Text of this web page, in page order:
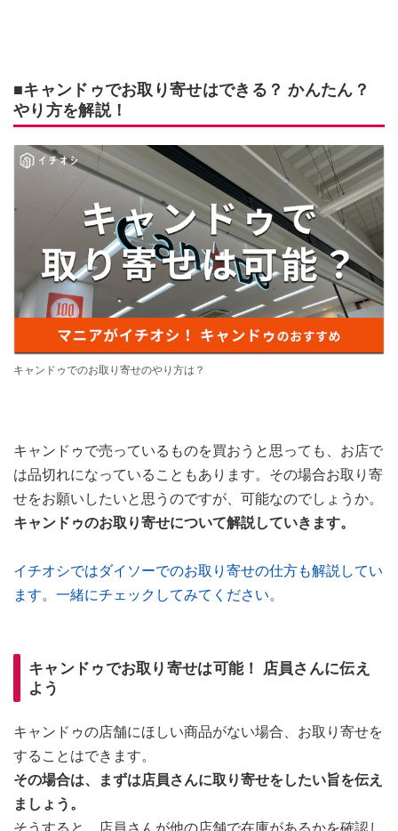
■キャンドゥでお取り寄せはできる？ かんたん？
やり方を解説！
キャンドゥでのお取り寄せのやり方は？
キャンドゥで売っているものを買おうと思っても、お店で
は品切れになっていることもあります。その場合お取り寄
せをお願いしたいと思うのですが、可能なのでしょうか。
キャンドゥのお取り寄せについて解説していきます。
イチオシではダイソーでのお取り寄せの仕方も解説してい
ます。一緒にチェックしてみてください。
キャンドゥでお取り寄せは可能！ 店員さんに伝え
よう
キャンドゥの店舗にほしい商品がない場合、お取り寄せを
することはできます。
その場合は、まずは店員さんに取り寄せをしたい旨を伝え
ましょう。